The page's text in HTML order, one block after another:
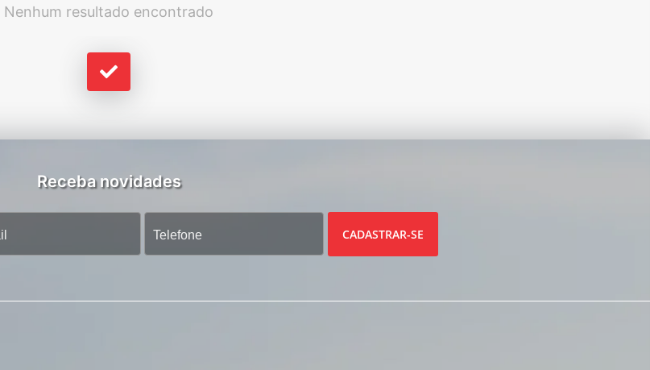
Nenhum resultado encontrado
Receba novidades
CADASTRAR-SE